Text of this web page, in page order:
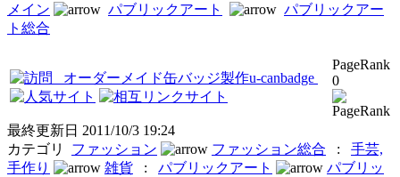
メイン
パブリックアート
パブリックアー
ト総合
オーダーメイド缶バッジ製作u-canbadge
PageRank
0
最終更新日 2011/10/3 19:24
カテゴリ
ファッション ファッション総合 : 手芸,
手作り
雑貨 : パブリックアート
パブリッ